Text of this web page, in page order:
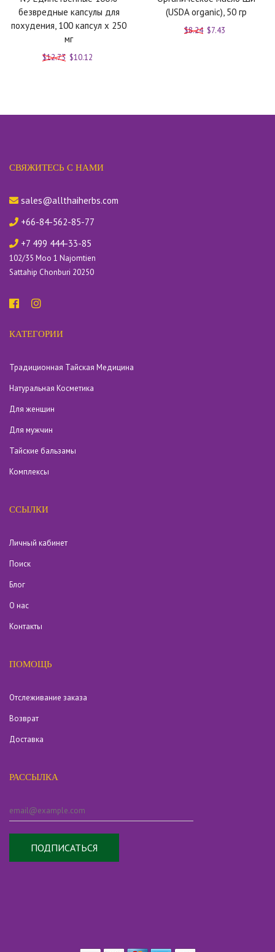
безвредные капсулы для
похудения, 100 капсул x 250
мг
$12.73 $10.12
(USDA organic), 50 гр
$8.24 $7.43
СВЯЖИТЕСЬ С НАМИ
sales@allthaiherbs.com
+66-84-562-85-77
+7 499 444-33-85
102/35 Moo 1 Najomtien
Sattahip Chonburi 20250
КАТЕГОРИИ
Традиционная Тайская Медицина
Натуральная Косметика
Для женщин
Для мужчин
Тайские бальзамы
Комплексы
ССЫЛКИ
Личный кабинет
Поиск
Блог
О нас
Контакты
ПОМОЩЬ
Отслеживание заказа
Возврат
Доставка
РАССЫЛКА
ПОДПИСАТЬСЯ